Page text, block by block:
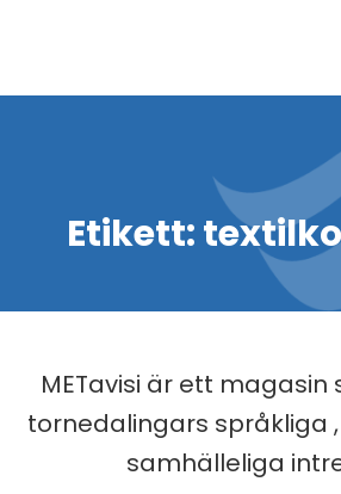
Etikett:
METavisi är ett
tornedalingars språkliga
samhälleliga